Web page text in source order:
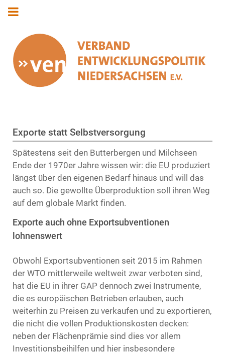
Exporte statt Selbstversorgung
Spätestens seit den Butterbergen und Milchseen
Ende der 1970er Jahre wissen wir: die EU produziert
längst über den eigenen Bedarf hinaus und will das
auch so. Die gewollte Überproduktion soll ihren Weg
auf dem globale Markt finden.
Exporte auch ohne Exportsubventionen
lohnenswert
Obwohl Exportsubventionen seit 2015 im Rahmen
der WTO mittlerweile weltweit zwar verboten sind,
hat die EU in ihrer GAP dennoch zwei Instrumente,
die es europäischen Betrieben erlauben, auch
weiterhin zu Preisen zu verkaufen und zu exportieren,
die nicht die vollen Produktionskosten decken:
neben der Flächenprämie sind dies vor allem
Investitionsbeihilfen und hier insbesondere